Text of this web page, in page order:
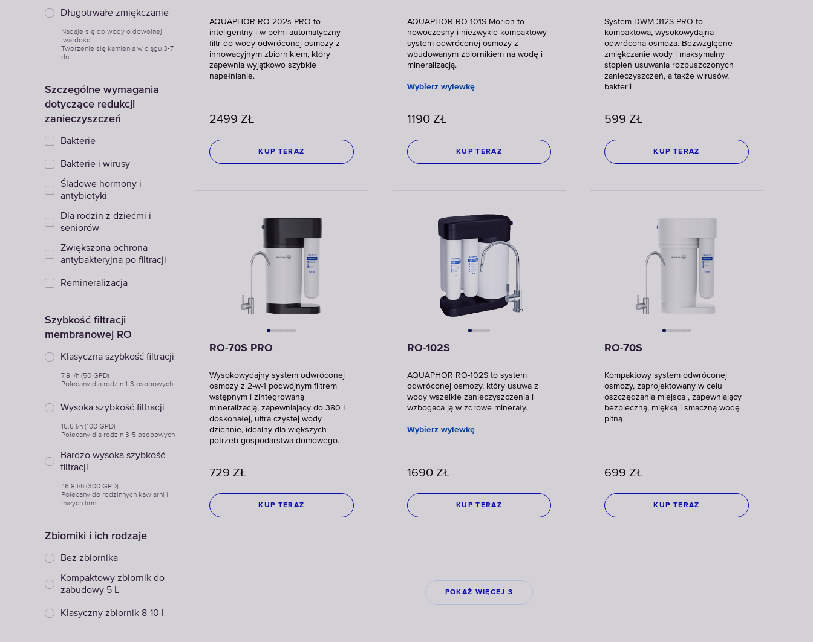
Długotrwałe zmiękczanie
Nadaje się do wody o dowolnej
twardości
Tworzenie się kamienia w ciągu 3-7
dni
Szczególne wymagania
dotyczące redukcji
zanieczyszczeń
Bakterie
Bakterie i wirusy
Śladowe hormony i
antybiotyki
Dla rodzin z dziećmi i
seniorów
Zwiększona ochrona
antybakteryjna po filtracji
Remineralizacja
Szybkość filtracji
membranowej RO
Klasyczna szybkość filtracji
7.8 l/h (50 GPD)
Polecany dla rodzin 1-3 osobowych
Wysoka szybkość filtracji
15.6 l/h (100 GPD)
Polecany dla rodzin 3-5 osobowych
Bardzo wysoka szybkość
filtracji
46.8 l/h (300 GPD)
Polecany do rodzinnych kawiarni i
małych firm
Zbiorniki i ich rodzaje
Bez zbiornika
Kompaktowy zbiornik do
zabudowy 5 L
Klasyczny zbiornik 8-10 l
AQUAPHOR RO-202s PRO to
inteligentny i w pełni automatyczny
filtr do wody odwróconej osmozy z
innowacyjnym zbiornikiem, który
zapewnia wyjątkowo szybkie
napełnianie.
2499 ZŁ
KUP TERAZ
AQUAPHOR RO-101S Morion to
nowoczesny i niezwykle kompaktowy
system odwróconej osmozy z
wbudowanym zbiornikiem na wodę i
mineralizacją.
Wybierz wylewkę
1190 ZŁ
KUP TERAZ
System DWM-312S PRO to
kompaktowa, wysokowydajna
odwrócona osmoza. Bezwzględne
zmiękczanie wody i maksymalny
stopień usuwania rozpuszczonych
zanieczyszczeń, a także wirusów,
bakterii
599 ZŁ
KUP TERAZ
RO-70S PRO
Wysokowydajny system odwróconej
osmozy z 2-w-1 podwójnym filtrem
wstępnym i zintegrowaną
mineralizacją, zapewniający do 380 L
doskonałej, ultra czystej wody
dziennie, idealny dla większych
potrzeb gospodarstwa domowego.
729 ZŁ
KUP TERAZ
RO-102S
AQUAPHOR RO-102S to system
odwróconej osmozy, który usuwa z
wody wszelkie zanieczyszczenia i
wzbogaca ją w zdrowe minerały.
Wybierz wylewkę
1690 ZŁ
KUP TERAZ
RO-70S
Kompaktowy system odwróconej
osmozy, zaprojektowany w celu
oszczędzania miejsca , zapewniający
bezpieczną, miękką i smaczną wodę
pitną
699 ZŁ
KUP TERAZ
POKAŻ WIĘCEJ 3